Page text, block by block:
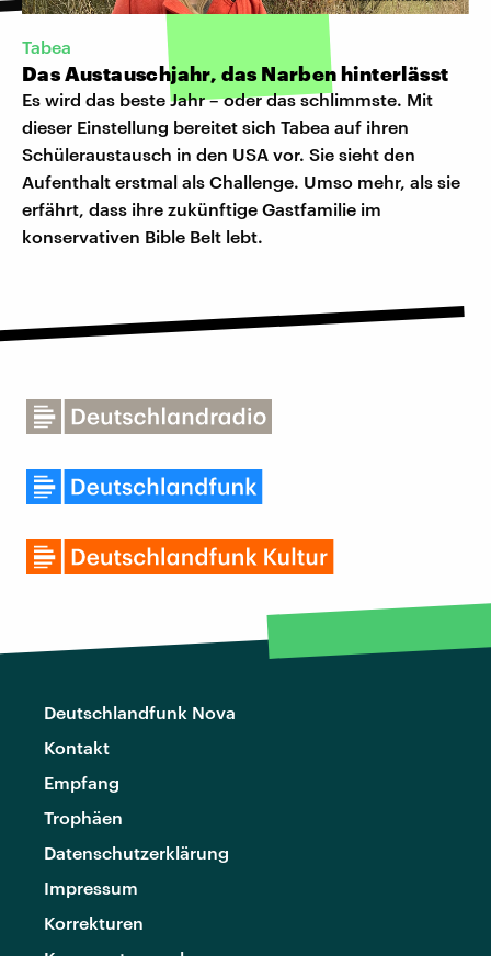
Tabea
Das Austauschjahr, das Narben hinterlässt
Es wird das beste Jahr – oder das schlimmste. Mit
dieser Einstellung bereitet sich Tabea auf ihren
Schüleraustausch in den USA vor. Sie sieht den
Aufenthalt erstmal als Challenge. Umso mehr, als sie
erfährt, dass ihre zukünftige Gastfamilie im
konservativen Bible Belt lebt.
Deutschlandfunk Nova
Kontakt
Empfang
Trophäen
Datenschutzerklärung
Impressum
Korrekturen